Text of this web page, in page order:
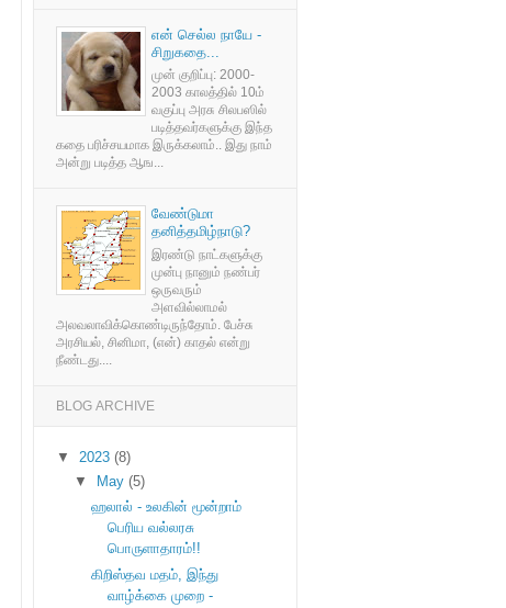
என் செல்ல நாயே -
சிறுகதை...
முன் குறிப்பு: 2000-
2003 காலத்தில் 10ம்
வகுப்பு அரசு சிலபஸில்
படித்தவர்களுக்கு இந்த
கதை பரிச்சயமாக இருக்கலாம்.. இது நாம்
அன்று படித்த ஆங...
வேண்டுமா
தனித்தமிழ்நாடு?
இரண்டு நாட்களுக்கு
முன்பு நானும் நண்பர்
ஒருவரும்
அளவில்லாமல்
அலவலாவிக்கொண்டிருந்தோம். பேச்சு
அரசியல், சினிமா, (என்) காதல் என்று
நீண்டது....
BLOG ARCHIVE
▼ 2023 (8)
▼
May (5)
ஹலால் - உலகின் மூன்றாம்
பெரிய வல்லரசு
பொருளாதாரம்!!
கிறிஸ்தவ மதம், இந்து
வாழ்க்கை முறை -